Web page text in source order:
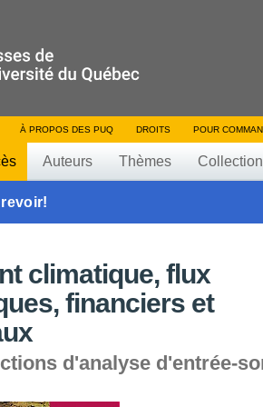
À PROPOS DES PUQ DROITS POUR
Auteurs Thèmes
climatique, flux
financiers et
d'analyse d'entrée-